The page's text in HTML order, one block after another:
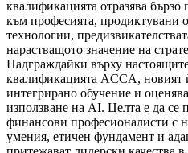
квалификацията отразява
към професията, продиктувани
технологии,
нарастващото значение на
Надграждайки върху
квалификацията ACCA,
интегрирано обучение и
използване на AI. Целта е да се
финансови професионалисти с
умения, етичен фундамент и